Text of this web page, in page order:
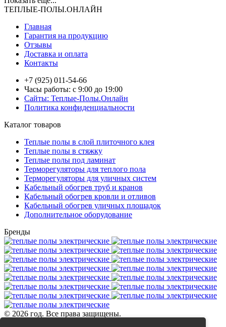
ТЕПЛЫЕ-ПОЛЫ.ОНЛАЙН
Главная
Гарантия на продукцию
Отзывы
Доставка и оплата
Контакты
+7 (925) 011-54-66
Часы работы: с 9:00 до 19:00
Сайты: Теплые-Полы.Онлайн
Политика конфиденциальности
Каталог товаров
Теплые полы в слой плиточного клея
Теплые полы в стяжку
Теплые полы под ламинат
Терморегуляторы для теплого пола
Терморегуляторы для уличных систем
Кабельный обогрев труб и кранов
Кабельный обогрев кровли и отливов
Кабельный обогрев уличных площадок
Дополнительное оборудование
Бренды
© 2026 год. Все права защищены.